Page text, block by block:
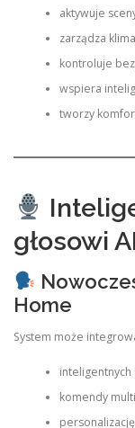
aktywuje
zarządza
kontroluje
wspiera
tworzy
głosowi
Home
System może
inteligentnych
komendy